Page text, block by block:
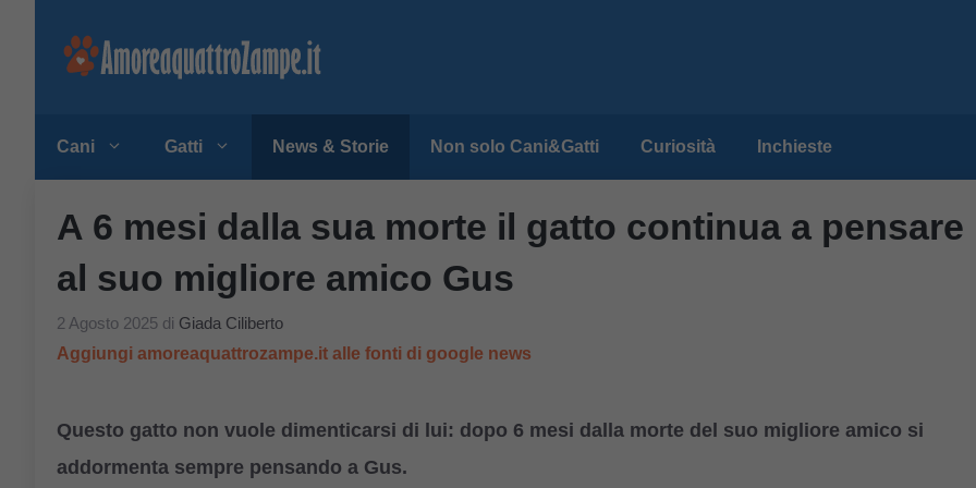
Cani Gatti News & Storie Non solo Cani&Gatti Curiosità Inchieste
A 6 mesi dalla sua morte il gatto continua a pensare
al suo migliore amico Gus
2 Agosto 2025 di Giada Ciliberto
Aggiungi amoreaquattrozampe.it alle fonti di google news
Questo gatto non vuole dimenticarsi di lui: dopo 6 mesi dalla morte del suo migliore amico si
addormenta sempre pensando a Gus.